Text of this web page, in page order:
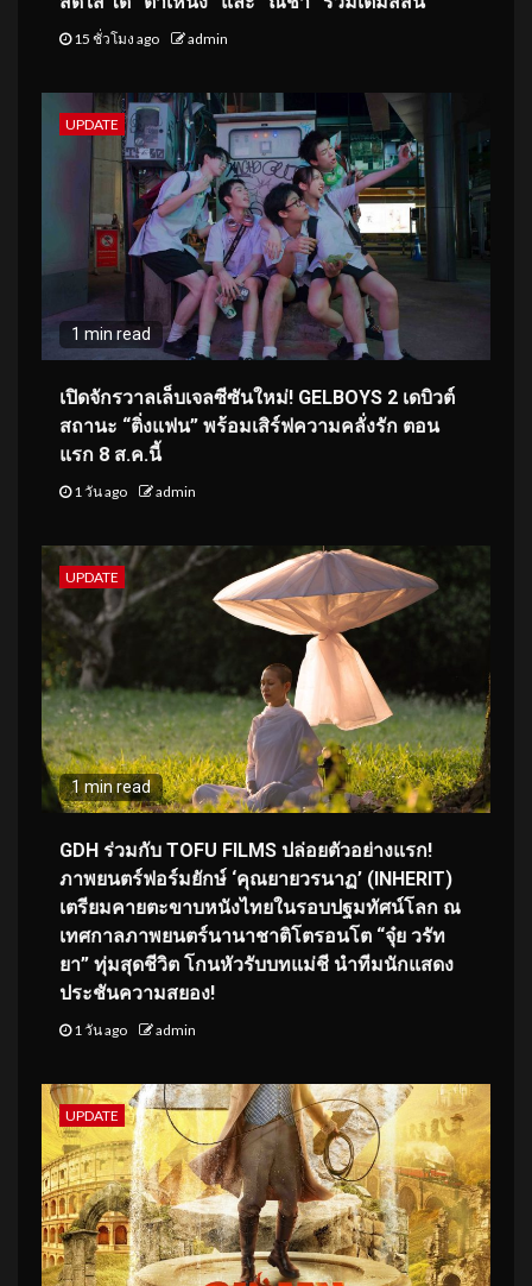
15 ชั่วโมง ago admin
UPDATE
1 min read
เปิดจักรวาลเล็บเจลซีซันใหม่! GELBOYS 2 เดบิวต์
สถานะ “ติ่งแฟน” พร้อมเสิร์ฟความคลั่งรัก ตอน
แรก 8 ส.ค.นี้
1 วัน ago admin
UPDATE
1 min read
GDH ร่วมกับ TOFU FILMS ปล่อยตัวอย่างแรก!
ภาพยนตร์ฟอร์มยักษ์ ‘คุณยายวรนาฏ’ (INHERIT)
เตรียมคายตะขาบหนังไทยในรอบปฐมทัศน์โลก ณ
เทศกาลภาพยนตร์นานาชาติโตรอนโต “จุ๋ย วรัท
ยา” ทุ่มสุดชีวิต โกนหัวรับบทแม่ชี นำทีมนักแสดง
ประชันความสยอง!
1 วัน ago admin
UPDATE